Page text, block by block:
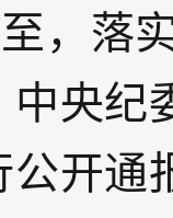
，落
央纪
开通